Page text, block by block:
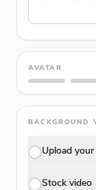
AVATAR
BACKGROUND
Upload
Stock video